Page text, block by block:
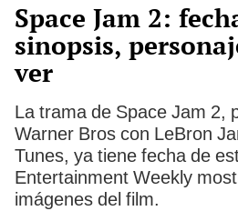
Space Jam 2:
sinopsis,
ver
La trama de Space Jam 2,
Warner Bros con LeBron
Tunes, ya tiene fecha de
Entertainment Weekly
imágenes del film.